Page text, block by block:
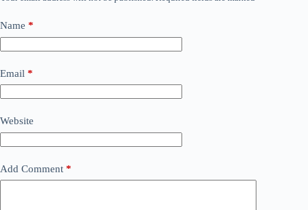
Name *
Email *
Website
Add Comment *